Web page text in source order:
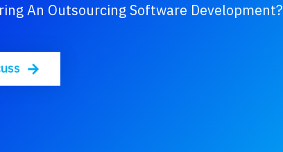
An Outsourcing Software Development?